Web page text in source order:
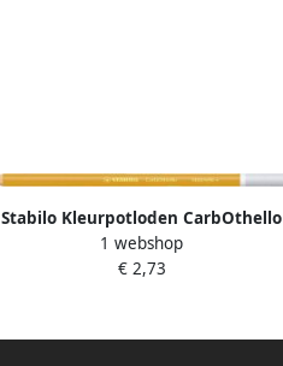
Stabilo Kleurpotloden CarbOthello
kalkpastel goudoker
1 webshop
€ 2,73